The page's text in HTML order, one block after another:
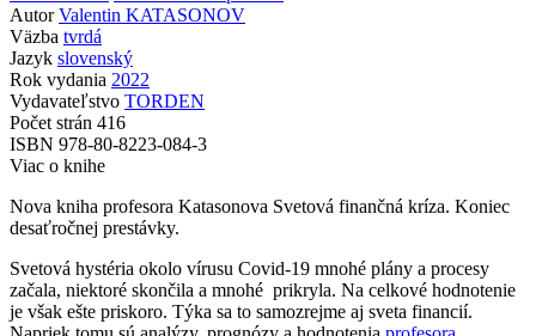
Autor Valentin KATASONOV
Väzba tvrdá
Jazyk slovenský
Rok vydania 2022
Vydavateľstvo TORDEN
Počet strán 416
ISBN 978-80-8223-084-3
Viac o knihe
Nova kniha profesora Katasonova Svetová finančná kríza. Koniec
desaťročnej prestávky.
Svetová hystéria okolo vírusu Covid-19 mnohé plány a procesy
začala, niektoré skončila a mnohé prikryla. Na celkové hodnotenie
je však ešte priskoro. Týka sa to samozrejme aj sveta financií.